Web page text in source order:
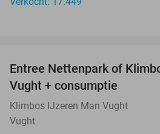
Entree Nettenpark of
Vught + consumptie
Klimbos IJzeren Man Vught
Vught